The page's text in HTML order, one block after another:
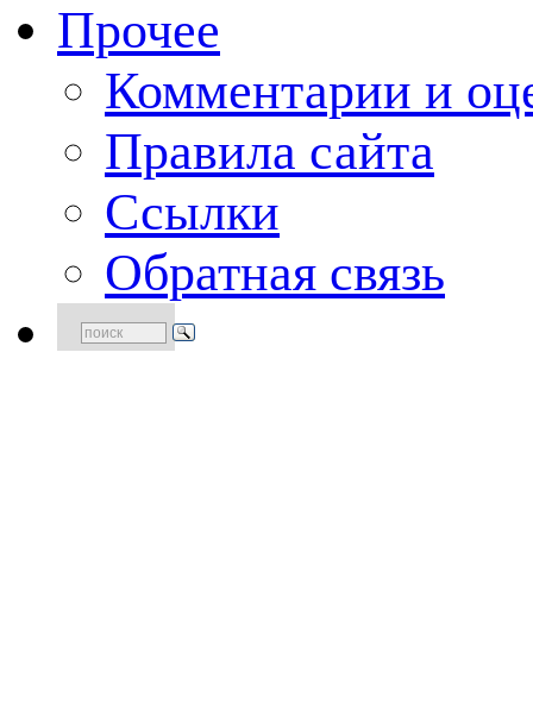
Прочее
Комментарии и
Правила сайта
Ссылки
Обратная связь